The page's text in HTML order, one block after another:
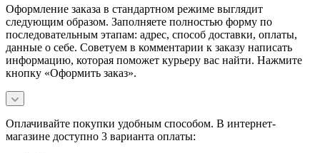
Оформление заказа в стандартном режиме выглядит
следующим образом. Заполняете полностью форму по
последовательным этапам: адрес, способ доставки, оплаты,
данные о себе. Советуем в комментарии к заказу написать
информацию, которая поможет курьеру вас найти. Нажмите
кнопку «Оформить заказ».
Оплачивайте покупки удобным способом. В интернет-
магазине доступно 3 варианта оплаты: